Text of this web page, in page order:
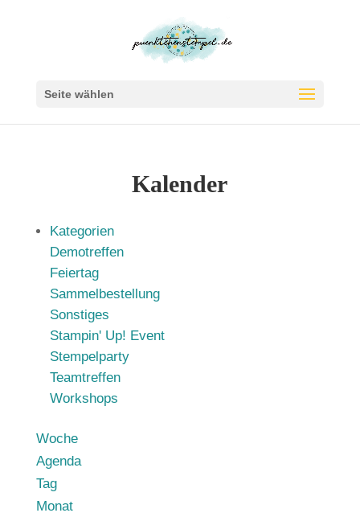
Seite wählen
Kalender
Kategorien
Demotreffen
Feiertag
Sammelbestellung
Sonstiges
Stampin' Up! Event
Stempelparty
Teamtreffen
Workshops
Woche
Agenda
Tag
Monat